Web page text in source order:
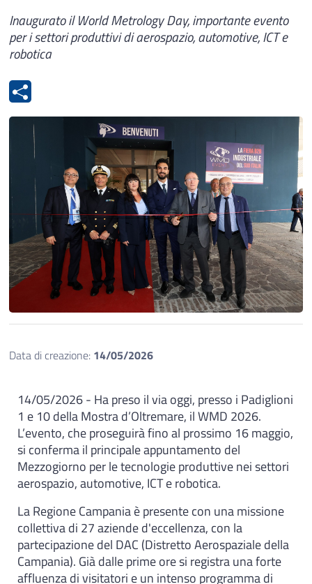
Inaugurato il World Metrology Day, importante evento
per i settori produttivi di aerospazio, automotive, ICT e
robotica
Data di creazione: 14/05/2026
14/05/2026 - Ha preso il via oggi, presso i Padiglioni
1 e 10 della Mostra d’Oltremare, il WMD 2026.
L’evento, che proseguirà fino al prossimo 16 maggio,
si conferma il principale appuntamento del
Mezzogiorno per le tecnologie produttive nei settori
aerospazio, automotive, ICT e robotica.
La Regione Campania è presente con una missione
collettiva di 27 aziende d'eccellenza, con la
partecipazione del DAC (Distretto Aerospaziale della
Campania). Già dalle prime ore si registra una forte
affluenza di visitatori e un intenso programma di